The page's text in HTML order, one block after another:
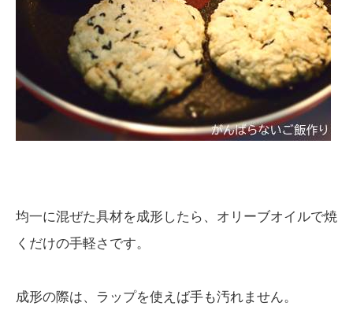
均一に混ぜた具材を成形したら、オリーブオイルで焼
くだけの手軽さです。
成形の際は、ラップを使えば手も汚れません。